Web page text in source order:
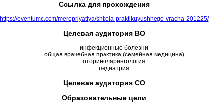
Ссылка для прохождения
https://eventumc.com/meropriyatiya/shkola-praktikuyushhego-vracha-201225/
Целевая аудитория ВО
инфекционные болезни
общая врачебная практика (семейная медицина)
оториноларингология
педиатрия
Целевая аудитория СО
Образовательные цели